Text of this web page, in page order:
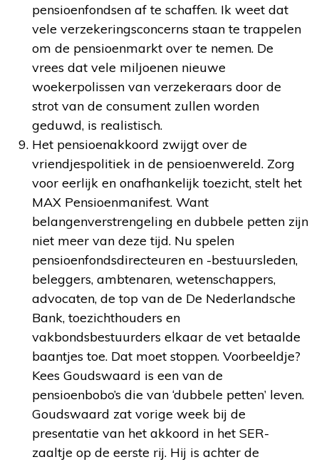
pensioenfondsen af te schaffen. Ik weet dat
vele verzekeringsconcerns staan te trappelen
om de pensioenmarkt over te nemen. De
vrees dat vele miljoenen nieuwe
woekerpolissen van verzekeraars door de
strot van de consument zullen worden
geduwd, is realistisch.
Het pensioenakkoord zwijgt over de
vriendjespolitiek in de pensioenwereld. Zorg
voor eerlijk en onafhankelijk toezicht, stelt het
MAX Pensioenmanifest. Want
belangenverstrengeling en dubbele petten zijn
niet meer van deze tijd. Nu spelen
pensioenfondsdirecteuren en -bestuursleden,
beleggers, ambtenaren, wetenschappers,
advocaten, de top van de De Nederlandsche
Bank, toezichthouders en
vakbondsbestuurders elkaar de vet betaalde
baantjes toe. Dat moet stoppen. Voorbeeldje?
Kees Goudswaard is een van de
pensioenbobo’s die van ‘dubbele petten’ leven.
Goudswaard zat vorige week bij de
presentatie van het akkoord in het SER-
zaaltje op de eerste rij. Hij is achter de